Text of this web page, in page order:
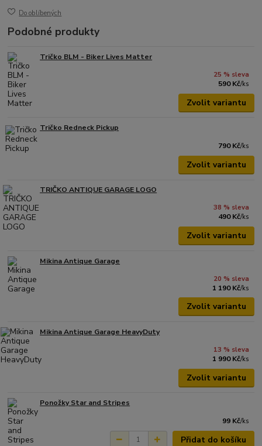
Do oblíbených
Podobné produkty
Tričko BLM - Biker Lives Matter
25 % sleva
590 Kč/ks
Zvolit variantu
Tričko Redneck Pickup
790 Kč/ks
Zvolit variantu
TRIČKO ANTIQUE GARAGE LOGO
38 % sleva
490 Kč/ks
Zvolit variantu
Mikina Antique Garage
20 % sleva
1 190 Kč/ks
Zvolit variantu
Mikina Antique Garage HeavyDuty
13 % sleva
1 990 Kč/ks
Zvolit variantu
Ponožky Star and Stripes
99 Kč/ks
Přidat do košíku